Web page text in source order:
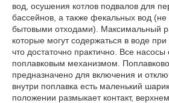
вод, осушения котлов подвалов для
бассейнов, а также фекальных вод (не
бытовыми отходами). Максимальный
которые могут содержаться в воде
что достаточно практично. Все
поплавковым механизмом.
предназначено для включения и
внутри поплавка есть маленький
положении размыкает контакт,